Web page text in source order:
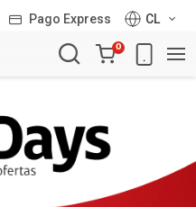
Pago Express
CL
Carro
de
0